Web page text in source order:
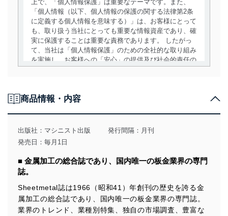
上で、「個人情報保護」は重要なテーマです。また、
「個人情報（以下、個人情報の保護の関する法律第2条
に定義する個人情報を意味する）」は、お客様にとって
も、取り扱う当社にとっても重要な情報資産であり、確
実に保護することは重要な責務であります。 したがっ
て、当社は「個人情報保護」のための全社的な取り組み
を実施し、お客様への「安心」の提供及び社会的責任の
用目的を明確にし、本人の同意を得たうえで利用目的の
達成に必要な範囲内で適法かつ公正な手段によって取
得・利用・提供を行います。また、当社が保有している
個人情報は、同意を得ずに目的外利用、第三者への提
みを確実にするため、従業者等の教育を徹底してまいり
措置を講じます。
法令遵守
商品情報・内容
出版社： マシニスト出版
発行間隔：月刊
発売日：毎月1日
■ 金属加工の総合誌であり、国内唯一の板金業界の専門
誌。
Sheetmetal誌は1966（昭和41）年創刊の歴史を誇る金
属加工の総合誌であり、国内唯一の板金業界の専門誌。
業界のトレンド、業種別特集、独自の市場調査、豊富な